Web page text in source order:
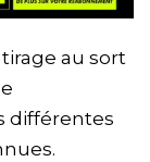
au sort
différentes